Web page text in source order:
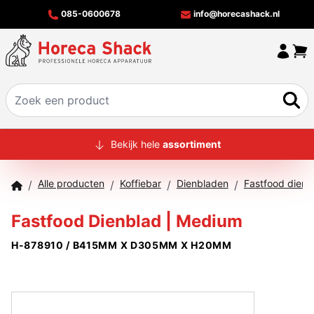
085-0600678 info@horecashack.nl
HOME
OVER ONS
MERKEN
OFFERTECHECKER
Bekijk hele assortiment
/ Alle producten / Koffiebar / Dienbladen / Fastfood
Fastfood Dienblad | Medium
H-878910 / B415MM X D305MM X H20MM